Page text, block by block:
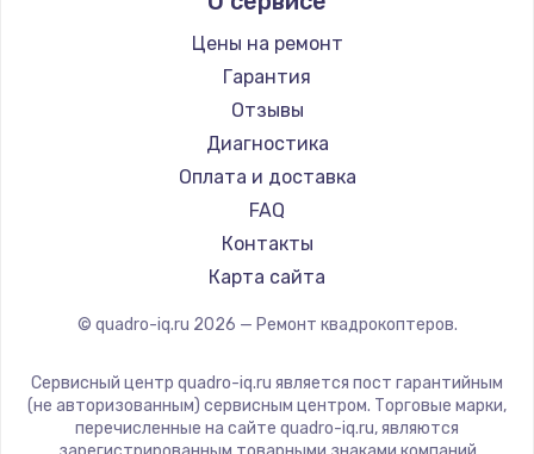
Цены на ремонт
Гарантия
Отзывы
Диагностика
Оплата и доставка
FAQ
Контакты
Карта сайта
© quadro-iq.ru 2026 — Ремонт квадрокоптеров.
Сервисный центр quadro-iq.ru является пост гарантийным
(не авторизованным) сервисным центром. Торговые марки,
перечисленные на сайте quadro-iq.ru, являются